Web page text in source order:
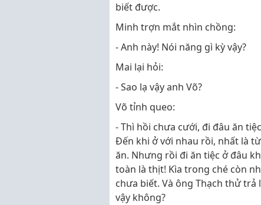
biết được.
Minh trợn mắt nhìn chồng:
- Anh này! Nói năng gì kỳ vậy?
Mai lại hỏi:
- Sao lạ vậy anh Võ?
Võ tỉnh queo:
- Thì hồi chưa cưới, đi đâu ăn
Đến khi ở với nhau rồi, nhất là
ăn. Nhưng rồi đi ăn tiệc ở đâu
toàn là thịt! Kìa trong ché còn
chưa biết. Và ông Thạch thử trả
vậy không?